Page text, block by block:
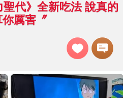
代》全新吃法 說真的
厲害〞